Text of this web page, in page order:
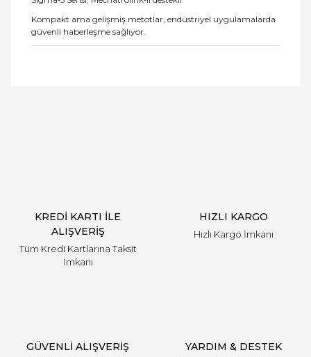
Kompakt ama gelişmiş metotlar, endüstriyel uygulamalarda
güvenli haberleşme sağlıyor.
Bu ürüne benzer farklı alternatifler olmalı.
KREDİ KARTI İLE
ALIŞVERİŞ
Tüm Kredi Kartlarına Taksit
İmkanı
HIZLI KARGO
Hızlı Kargo İmkanı
GÜVENLİ ALIŞVERİŞ YARDIM & DESTEK